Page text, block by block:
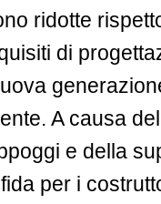
ridotte
di
A causa
e della
per i